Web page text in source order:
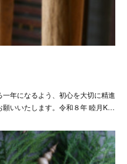
年になるよう、初心を大切に精進
願いいたします。令和８年 睦月K…